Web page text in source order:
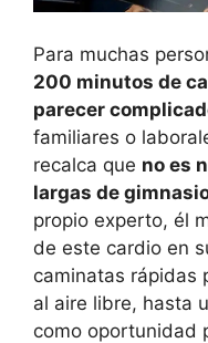
Para muchas
200 minutos de
parecer
familiares o
recalca que no es
largas de
propio experto, él
de este cardio en
caminatas rápidas
al aire libre, hasta
como oportunidad